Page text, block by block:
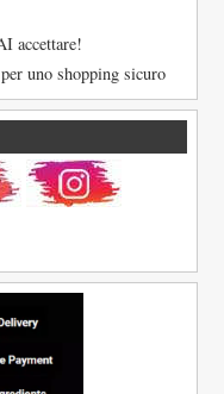
accettare!
uno shopping sicuro